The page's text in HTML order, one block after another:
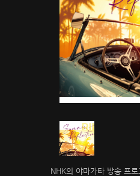
NHK의 야마가타 방송 프